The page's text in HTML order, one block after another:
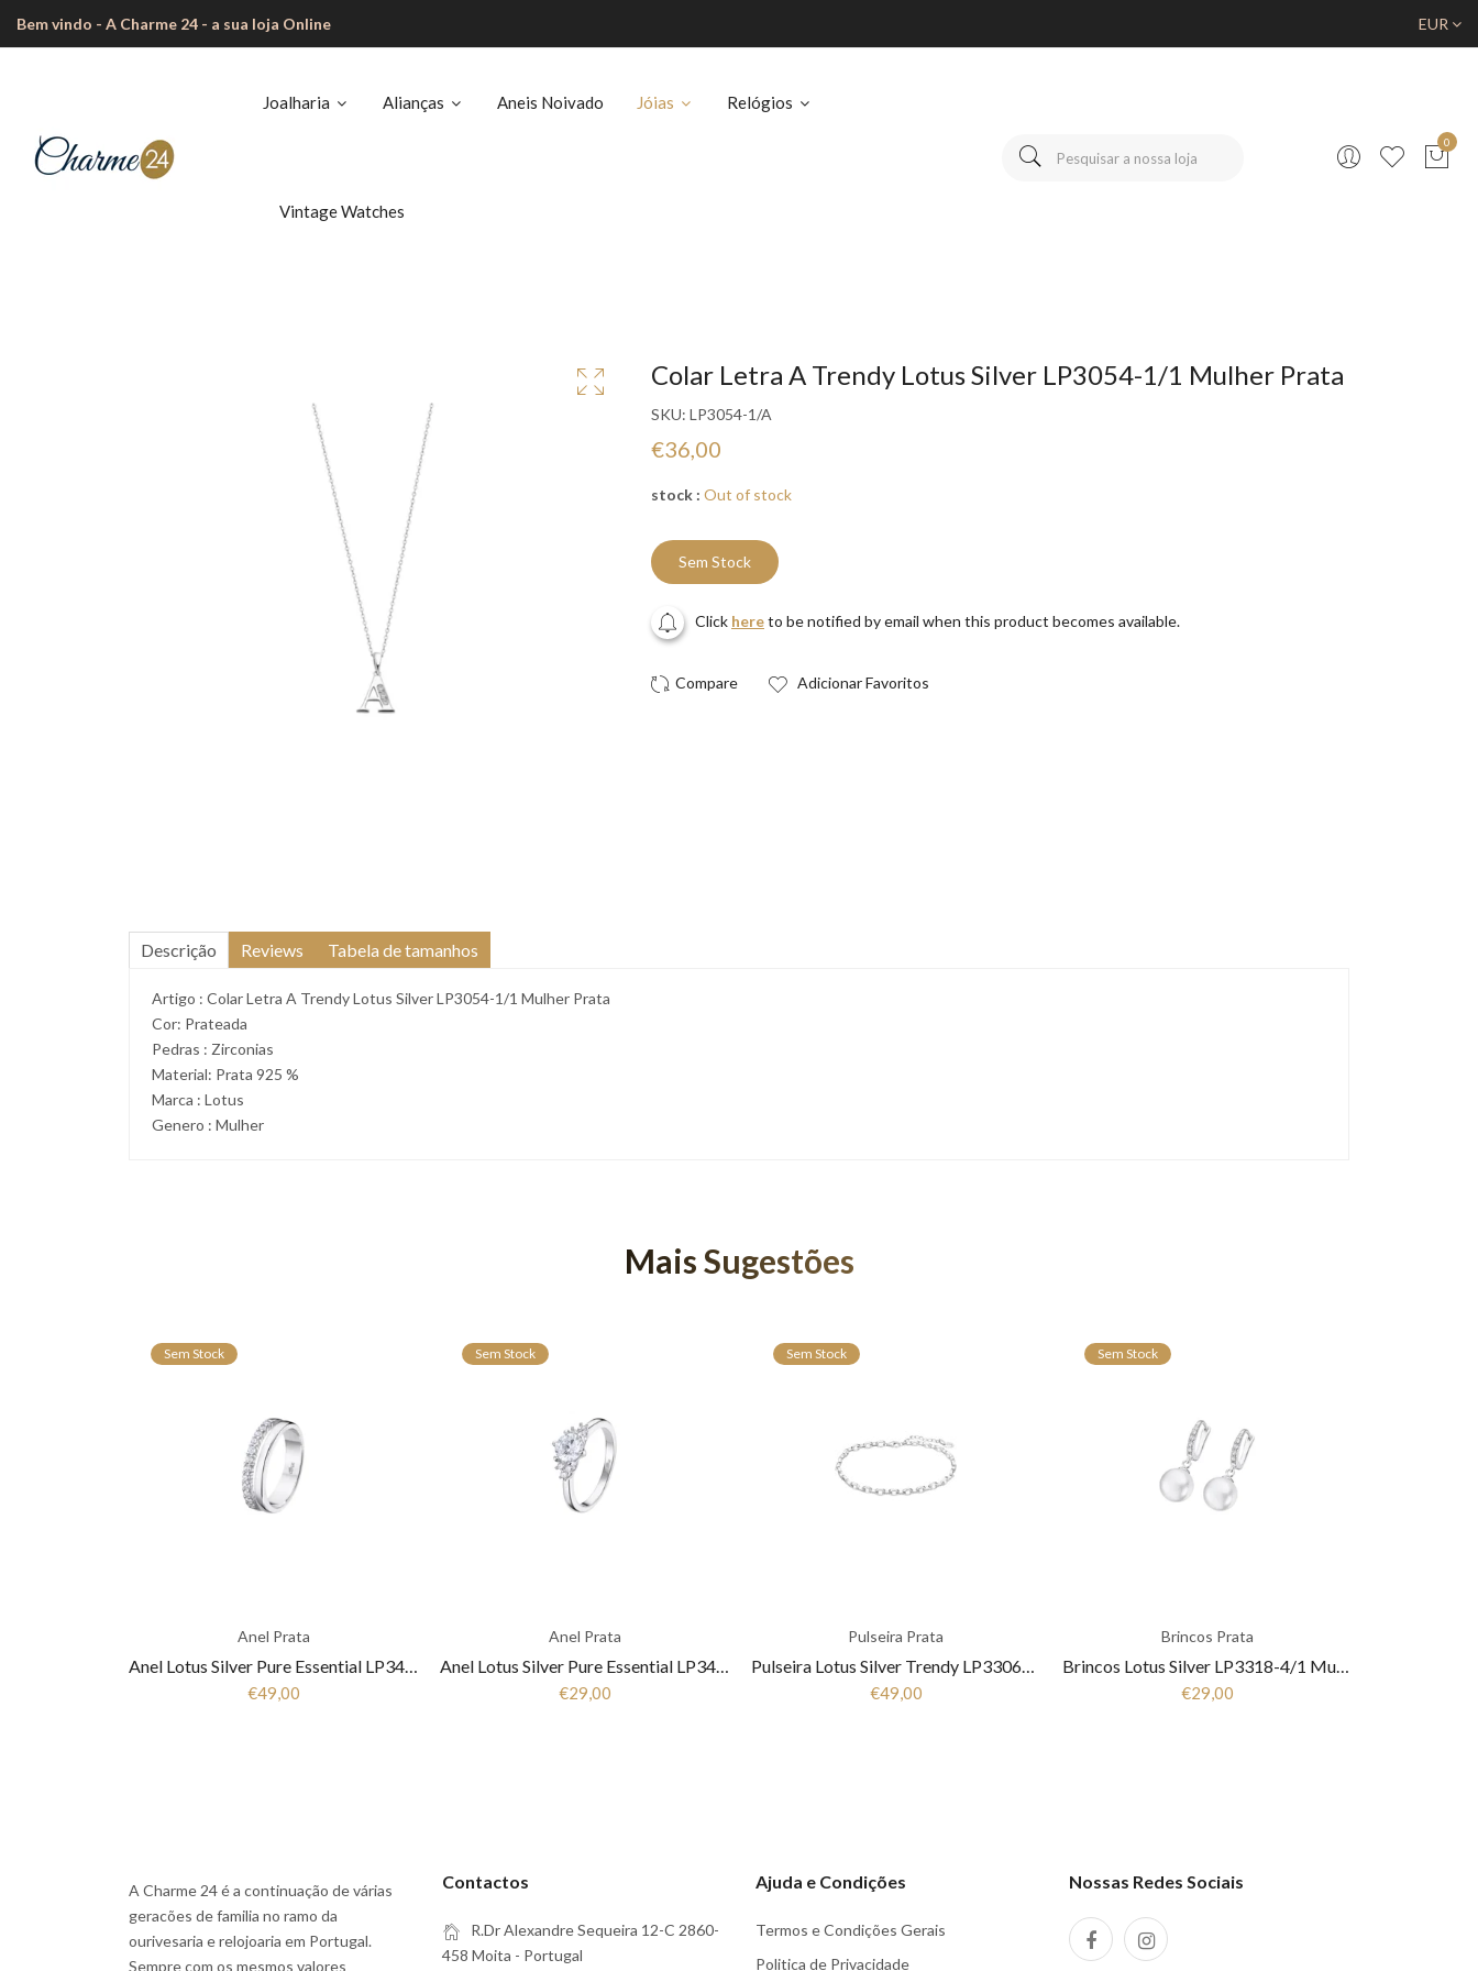
Bem vindo - A Charme 24 - a sua loja Online EUR
Joalharia Alianças Aneis Noivado Jóias Relógios
Vintage Watches
0
Colar Letra A Trendy Lotus Silver LP3054-1/1 Mulher Prata
SKU: LP3054-1/A
€36,00
stock : Out of stock
Sem Stock
Click hereto be notified by email when this product becomes available.
Adicionar Favoritos
Descrição Reviews Tabela de tamanhos
Artigo : Colar Letra A Trendy Lotus Silver LP3054-1/1 Mulher Prata
Cor: Prateada
Pedras : Zirconias
Material: Prata 925 %
Marca : Lotus
Genero : Mulher
Mais Sugestões
Sem Stock
Anel Prata
Anel Lotus Silver Pure Essential LP3446-3/1 Mulher Prata
€49,00
Sem Stock
Anel Prata
Anel Lotus Silver Pure Essential LP3443-3/1 Mulher Prata
€29,00
Sem Stock
Pulseira Prata
Pulseira Lotus Silver Trendy LP3306-2/1 Mulher Prata
€49,00
Sem Stock
Brincos Prata
Brincos Lotus Silver LP3318-4/1 Mulher Prata
€29,00
A Charme 24 é a continuação de várias
geracões de familia no ramo da
ourivesaria e relojoaria em Portugal.
Sempre com os mesmos valores
Contactos
R.Dr Alexandre Sequeira 12-C 2860-
458 Moita - Portugal
Ajuda e Condições
Termos e Condições Gerais
Politica de Privacidade
Nossas Redes Sociais